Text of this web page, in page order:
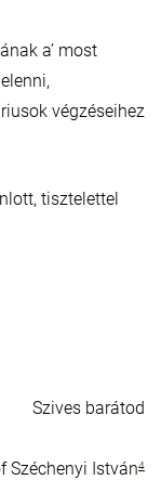
a’ most
végzéseihez
tisztelettel
Szives barátod
Széchenyi István4